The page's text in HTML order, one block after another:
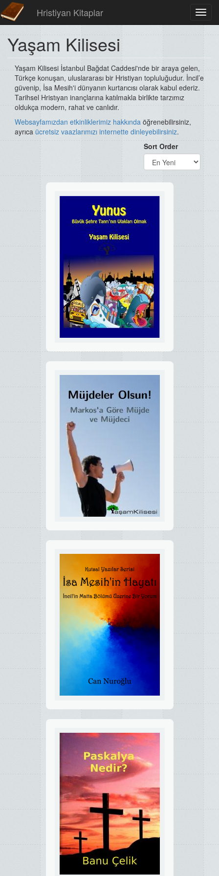
Hristiyan Kitaplar
Yaşam Kilisesi
Yaşam Kilisesi İstanbul Bağdat Caddesi'nde bir araya gelen,
Türkçe konuşan, uluslararası bir Hristiyan topluluğudur. İncil’e
güvenip, İsa Mesih'i dünyanın kurtarıcısı olarak kabul ederiz.
Tarihsel Hristıyan inançlarına katılmakla birlikte tarzımız
oldukça modern, rahat ve canlıdır.
Websayfamızdan etkinliklerimiz hakkında öğrenebilirsiniz,
ayrıca ücretsiz vaazlarımızı internette dinleyebilirsiniz.
Sort Order